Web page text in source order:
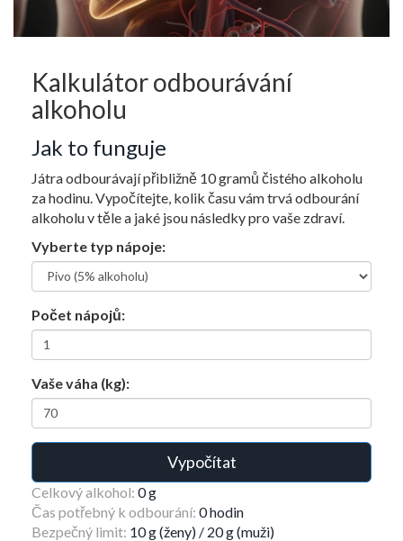
Kalkulátor odbourávání
alkoholu
Jak to funguje
Játra odbourávají přibližně 10 gramů čistého alkoholu
za hodinu. Vypočítejte, kolik času vám trvá odbourání
alkoholu v těle a jaké jsou následky pro vaše zdraví.
Vyberte typ nápoje:
Počet nápojů:
Vaše váha (kg):
Vypočítat
Celkový alkohol: 0 g
Čas potřebný k odbourání: 0 hodin
Bezpečný limit: 10 g (ženy) / 20 g (muži)